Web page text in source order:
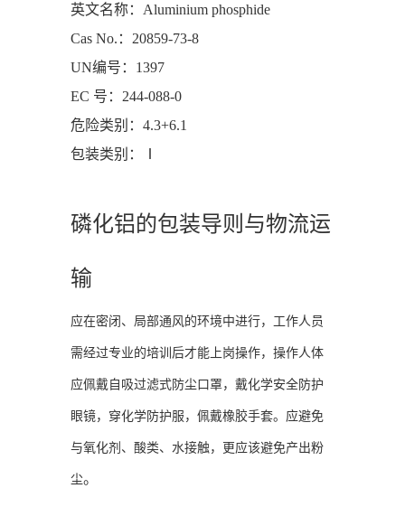
英文名称：Aluminium phosphide
Cas No.：20859-73-8
UN编号：1397
EC 号：244-088-0
危险类别：4.3+6.1
包装类别：Ⅰ
磷化铝的包装导则与物流运
输
应在密闭、局部通风的环境中进行，工作人员
需经过专业的培训后才能上岗操作，操作人体
应佩戴自吸过滤式防尘口罩，戴化学安全防护
眼镜，穿化学防护服，佩戴橡胶手套。应避免
与氧化剂、酸类、水接触，更应该避免产出粉
尘。